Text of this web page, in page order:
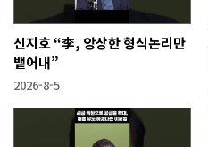
신지호 “李, 앙상한 형식논리만
뱉어내”
2026-8-5